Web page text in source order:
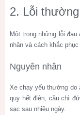
2. Lỗi
Một trong những lỗi đau
nhân và cách khắc
Nguyên nhân
Xe chạy yếu thường do
quy hết điện, cầu chì
sạc sau nhiều ngày.